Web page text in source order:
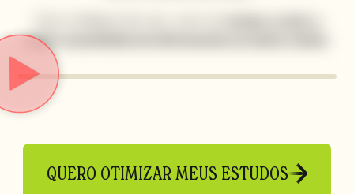
maior quantidade de informações no menor tempo
QUERO OTIMIZAR MEUS ESTUDOS